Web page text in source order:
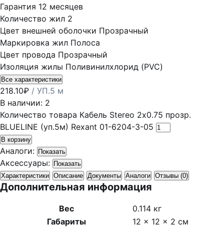
Гарантия 12 месяцев
Количество жил 2
Цвет внешней оболочки Прозрачный
Маркировка жил Полоса
Цвет провода Прозрачный
Изоляция жилы Поливинилхлорид (PVC)
Все характеристики
218.10₽ / УП.5 м
В наличии: 2
Количество товара Кабель Stereo 2х0.75 прозр.
BLUELINE (уп.5м) Rexant 01-6204-3-05
В корзину
Аналоги: Показать
Аксессуары: Показать
Характеристики Описание Документы Аналоги Отзывы (0)
Дополнительная информация
Вес
0.114 кг
Габариты
12 × 12 × 2 см